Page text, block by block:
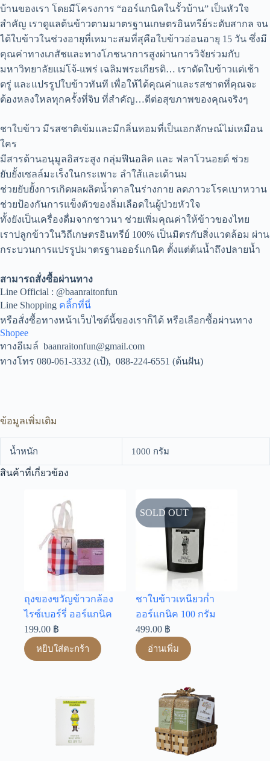
บ้านของเรา โดยมีโครงการ “ออร์แกนิคในรั้วบ้าน” เป็นหัวใจ
สำคัญ เราดูแลต้นข้าวตามมาตรฐานเกษตรอินทรีย์ระดับสากล จน
ได้ใบข้าวในช่วงอายุที่เหมาะสมที่สุคือใบข้าวอ่อนอายุ 15 วัน ซึ่งมี
คุณค่าทางเภสัชและทางโภชนาการสูงผ่านการวิจัยร่วมกับ
มหาวิทยาลัยแม่โจ้-แพร่ เฉลิมพระเกียรติ… เราตัดใบข้าวแต่เช้า
ตรู่ และแปรรูปใบข้าวทันที เพื่อให้ได้คุณค่าและรสชาตที่คุณจะ
ต้องหลงใหลทุกครั้งที่จิบ ที่สำคัญ…ดีต่อสุขภาพของคุณจริงๆ
ชาใบข้าว มีรสชาติเข้มและมีกลิ่นหอมที่เป็นเอกลักษณ์ไม่เหมือน
ใคร
มีสารต้านอนุมูลอิสระสูง กลุ่มฟีนอลิค และ ฟลาโวนอยด์ ช่วย
ยับยั้งเซลล์มะเร็งในกระเพาะ ลำใส้และเต้านม
ช่วยยับยั้งการเกิดผลผลิตน้ำตาลในร่างกาย ลดภาวะโรคเบาหวาน
ช่วยป้องกันการแข็งตัวของลิ่มเลือดในผู้ป่วยหัวใจ
ทั้งยังเป็นเครื่องดื่มจากชาวนา ช่วยเพิ่มคุณค่าให้ข้าวของไทย
เราปลูกข้าวในวิถีเกษตรอินทรีย์ 100% เป็นมิตรกับสิ่งแวดล้อม ผ่าน
กระบวนการแปรรูปมาตรฐานออร์แกนิค ตั้งแต่ต้นน้ำถึงปลายน้ำ
สามารถสั่งซื้อผ่านทาง
Line Official : @baanraitonfun
Line Shopping คลิ้กที่นี่
หรือสั่งซื้อทางหน้าเว็บไซต์นี้ของเราก็ได้ หรือเลือกซื้อผ่านทาง
Shopee
ทางอีเมล์ baanraitonfun@gmail.com
ทางโทร 080-061-3332 (เป้), 088-224-6551 (ต้นฝัน)
ข้อมูลเพิ่มเติม
น้ำหนัก 1000 กรัม
สินค้าที่เกี่ยวข้อง
ถุงของขวัญข้าวกล้อง
ไรซ์เบอร์รี่ ออร์แกนิค
199.00 ฿
หยิบใส่ตะกร้า
SOLD OUT
ชาใบข้าวเหนียวก่ำ
ออร์แกนิค 100 กรัม
499.00 ฿
อ่านเพิ่ม